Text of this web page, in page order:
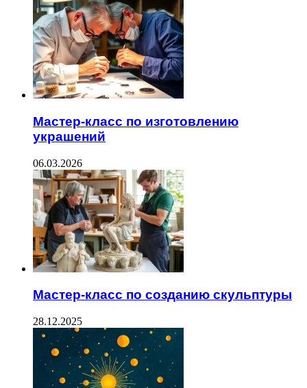
Мастер-класс по изготовлению
украшений
06.03.2026
Мастер-класс по созданию скульптуры
28.12.2025